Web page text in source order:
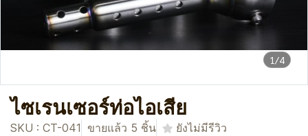
1/4
ไซเรนเซอร์ท่อไอเสีย
SKU : CT-041 ขายแล้ว 5 ชิ้น ยังไม่มีรีวิว